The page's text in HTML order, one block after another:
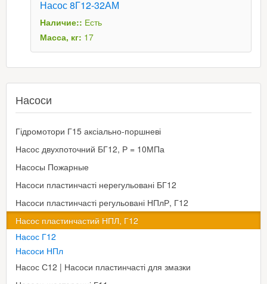
Насос 8Г12-32АМ
Наличие:: Есть
Масса, кг: 17
Насоси
Гідромотори Г15 аксіально-поршневі
Насос двухпоточний БГ12, Р = 10МПа
Насосы Пожарные
Насоси пластинчасті нерегульовані БГ12
Насоси пластинчасті регульовані НПлР, Г12
Насос пластинчастий НПЛ, Г12
Насос Г12
Насоси НПл
Насос С12 | Насоси пластинчасті для змазки